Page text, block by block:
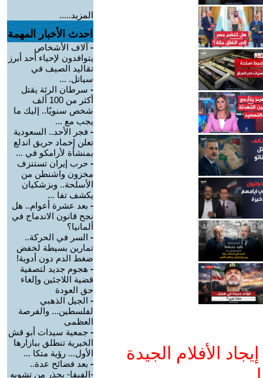
الأفلام الجيدة
المزيد.....
احدث الأخبار المهمة
- آلاف الأشخاص
يتوافدون لإحياء أحد أبرز
تقاليد الصيف في
سياتل. ...
- سرطان الرئة يقتل
أكثر من 100 ألف
شخص سنويًا.. إليك ما
يجب مع ...
- فجر الأحد.. السعودية
تعلن إخماد حريق اندلع
بمنشأة لأرامكو في ...
- حرب إيران تستنزف
مخزون واشنطن من
الأسلحة.. وبزشكيان
يكشف تفا ...
- بعد عشرة أعوام.. هل
نجح قانون الاندماج في
ألمانيا؟
- السر في الحركة..
تمارين بسيطة لخفض
ضغط الدم دون أدوية!
- هجوم جديد لتصفية
قضية اللاجئين وإلغاء
حق العودة
- الجيل الذهبي
لفلسطين... والفرصة
العظمى
- جمعية سيدات أبو قش
الخيرية تنطلق ببازارها
الأول... رؤية متكا ...
- بعد فضائح عدة..
-الفيفا- يحذر من تشويه